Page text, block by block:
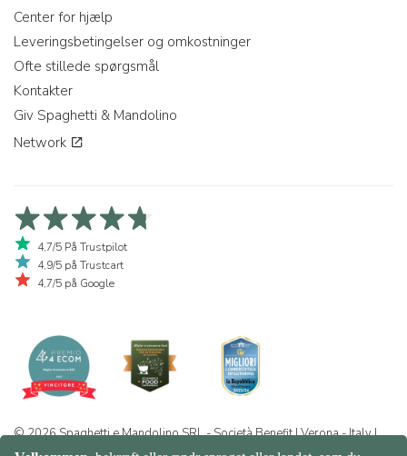
Center for hjælp
Leveringsbetingelser og omkostninger
Ofte stillede spørgsmål
Kontakter
Giv Spaghetti & Mandolino
Network
4,7/5 På Trustpilot
4,9/5 på Trustcart
4,7/5 på Google
© 2026 Spaghetti e Mandolino SRL - Società Benefit | Verona - Italy |
+39 351 865 9444 | P.I. IT04913730232 | Certificazione BIO: IT-BIO-